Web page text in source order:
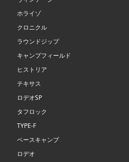
ホライゾ
クロニクル
ラウンドジップ
キャンプフィールド
ヒストリア
テキサス
ロデオSP
タフロック
TYPE-F
ベースキャンプ
ロデオ